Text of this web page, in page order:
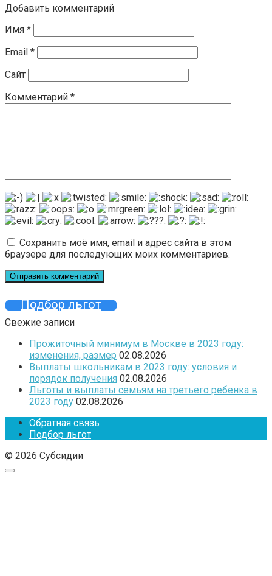
Добавить комментарий
Имя *
Email *
Сайт
Комментарий *
Сохранить моё имя, email и адрес сайта в этом
браузере для последующих моих комментариев.
Подбор льгот
Свежие записи
Прожиточный минимум в Москве в 2023 году:
изменения, размер 02.08.2026
Выплаты школьникам в 2023 году: условия и
порядок получения 02.08.2026
Льготы и выплаты семьям на третьего ребенка в
2023 году 02.08.2026
Обратная связь
Подбор льгот
© 2026 Субсидии